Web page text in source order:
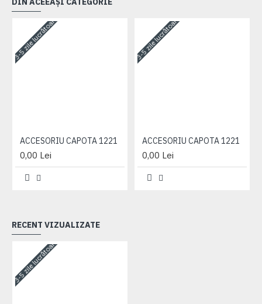
3-5 zile lucrătoare
ACCESORIU CAPOTA 1221
0,00 Lei
3-5 zile lucrătoare
ACCESORIU CAPOTA 1221
0,00 Lei
RECENT VIZUALIZATE
3-5 zile lucrătoare